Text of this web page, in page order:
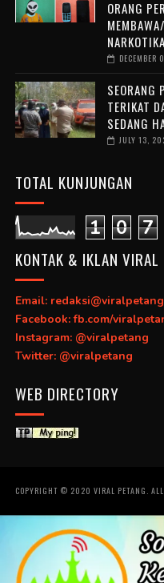
ORANG
DECEMBER
SEORANG
TERIKAT
SEDANG
JULY 13,
TOTAL KUNJUNGAN
1 0 7
KONTAK & IKLAN VIRAL
Email:
Facebook: fb.com/
Instagram: @viralpetang
Twitter: @viralpetang
WEB DIRECTORY
COPYRIGHT © 2020 VIRAL PETANG. ALL